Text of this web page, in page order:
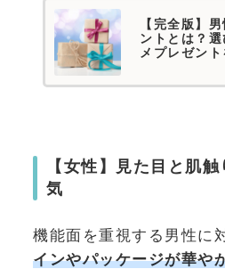
【完全版】
ントとは？
メプレゼント
【女性】見た目と肌
気
機能面を重視する男性に
インやパッケージが華や